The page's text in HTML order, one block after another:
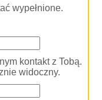
wypełnione.
kontakt z Tobą.
widoczny.